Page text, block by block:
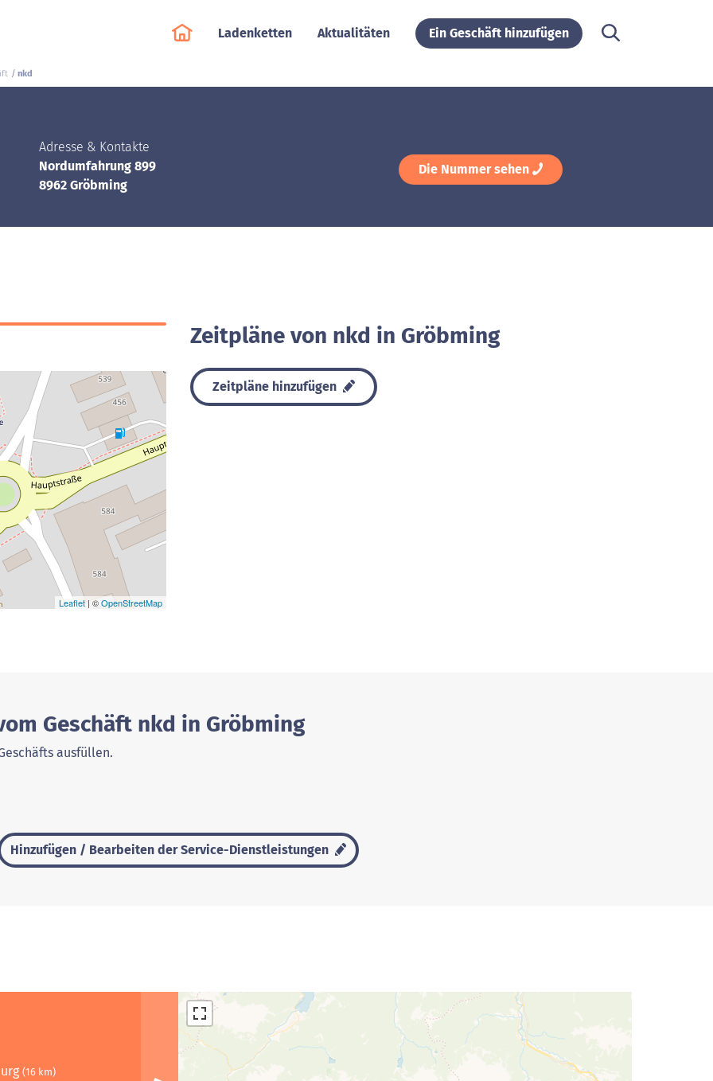
Ladenketten Aktualitäten Ein Geschäft hinzufügen
nkd
Adresse & Kontakte
Nordumfahrung 899
8962 Gröbming
Die Nummer sehen
Leaflet | ©OpenStreetMap
Zeitpläne von nkd in Gröbming
Zeitpläne hinzufügen
Geschäft nkd in Gröbming
ausfüllen.
Hinzufügen / Bearbeiten der Service-Dienstleistungen
(16 km)